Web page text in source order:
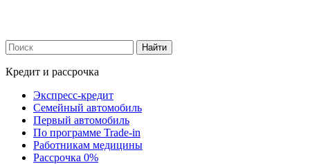
Найти
Кредит и рассрочка
Экспресс-кредит
Семейный автомобиль
Первый автомобиль
По программе Trade-in
Работникам медицины
Рассрочка 0%